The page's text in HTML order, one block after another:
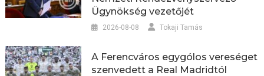
Ügynökség vezetőjét
2026-08-08 Tokaji Tamás
A Ferencváros egygólos vereséget
szenvedett a Real Madridtól